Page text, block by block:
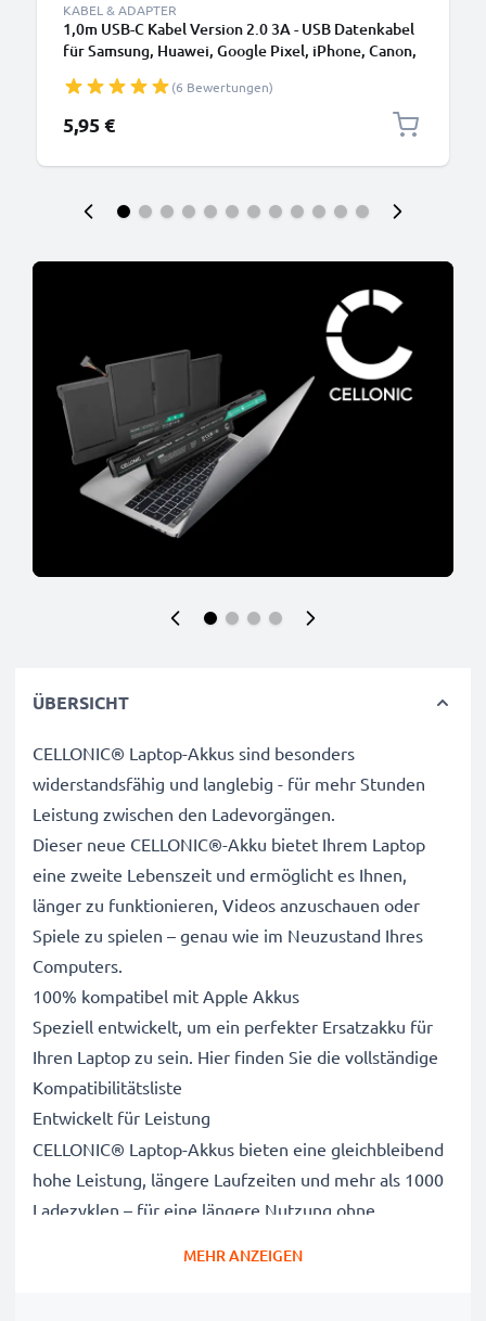
KABEL & ADAPTER
1,0m USB-C Kabel Version 2.0 3A - USB Datenkabel
für Samsung, Huawei, Google Pixel, iPhone, Canon,
(6 Bewertungen)
5,95 €
ÜBERSICHT
CELLONIC® Laptop-Akkus sind besonders
widerstandsfähig und langlebig - für mehr Stunden
Leistung zwischen den Ladevorgängen.
Dieser neue CELLONIC®-Akku bietet Ihrem Laptop
eine zweite Lebenszeit und ermöglicht es Ihnen,
länger zu funktionieren, Videos anzuschauen oder
Spiele zu spielen – genau wie im Neuzustand Ihres
Computers.
100% kompatibel mit Apple Akkus
Speziell entwickelt, um ein perfekter Ersatzakku für
Ihren Laptop zu sein. Hier finden Sie die vollständige
Kompatibilitätsliste
Entwickelt für Leistung
CELLONIC® Laptop-Akkus bieten eine gleichbleibend
hohe Leistung, längere Laufzeiten und mehr als 1000
Ladezyklen – für eine längere Nutzung ohne
MEHR ANZEIGEN